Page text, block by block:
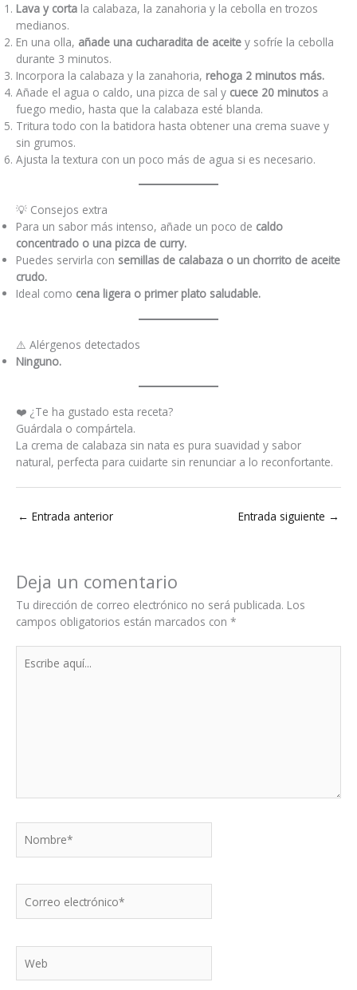
Lava y corta la calabaza, la zanahoria y la cebolla en trozos
medianos.
En una olla, añade una cucharadita de aceite y sofríe la cebolla
durante 3 minutos.
Incorpora la calabaza y la zanahoria, rehoga 2 minutos más.
Añade el agua o caldo, una pizca de sal y cuece 20 minutos a
fuego medio, hasta que la calabaza esté blanda.
Tritura todo con la batidora hasta obtener una crema suave y
sin grumos.
Ajusta la textura con un poco más de agua si es necesario.
💡 Consejos extra
Para un sabor más intenso, añade un poco de caldo
concentrado o una pizca de curry.
Puedes servirla con semillas de calabaza o un chorrito de aceite
crudo.
Ideal como cena ligera o primer plato saludable.
⚠️ Alérgenos detectados
Ninguno.
❤️ ¿Te ha gustado esta receta?
Guárdala o compártela.
La crema de calabaza sin nata es pura suavidad y sabor
natural, perfecta para cuidarte sin renunciar a lo reconfortante.
← Entrada anterior Entrada siguiente →
Deja un comentario
Tu dirección de correo electrónico no será publicada. Los
campos obligatorios están marcados con *
aquí...
electrónico*